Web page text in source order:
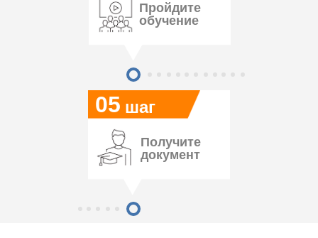
05 шаг
Пройдите
обучение
Получите
документ